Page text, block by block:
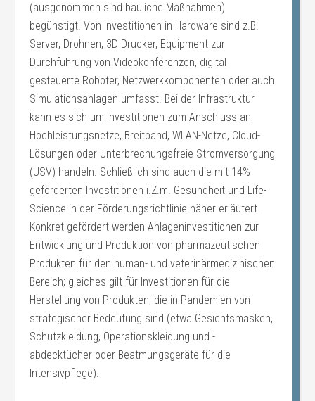
(ausgenommen sind bauliche Maßnahmen)
begünstigt. Von Investitionen in Hardware sind z.B.
Server, Drohnen, 3D-Drucker, Equipment zur
Durchführung von Videokonferenzen, digital
gesteuerte Roboter, Netzwerkkomponenten oder auch
Simulationsanlagen umfasst. Bei der Infrastruktur
kann es sich um Investitionen zum Anschluss an
Hochleistungsnetze, Breitband, WLAN-Netze, Cloud-
Lösungen oder Unterbrechungsfreie Stromversorgung
(USV) handeln. Schließlich sind auch die mit 14%
geförderten Investitionen i.Z.m. Gesundheit und Life-
Science in der Förderungsrichtlinie näher erläutert.
Konkret gefördert werden Anlageninvestitionen zur
Entwicklung und Produktion von pharmazeutischen
Produkten für den human- und veterinärmedizinischen
Bereich; gleiches gilt für Investitionen für die
Herstellung von Produkten, die in Pandemien von
strategischer Bedeutung sind (etwa Gesichtsmasken,
Schutzkleidung, Operationskleidung und -
abdecktücher oder Beatmungsgeräte für die
Intensivpflege).